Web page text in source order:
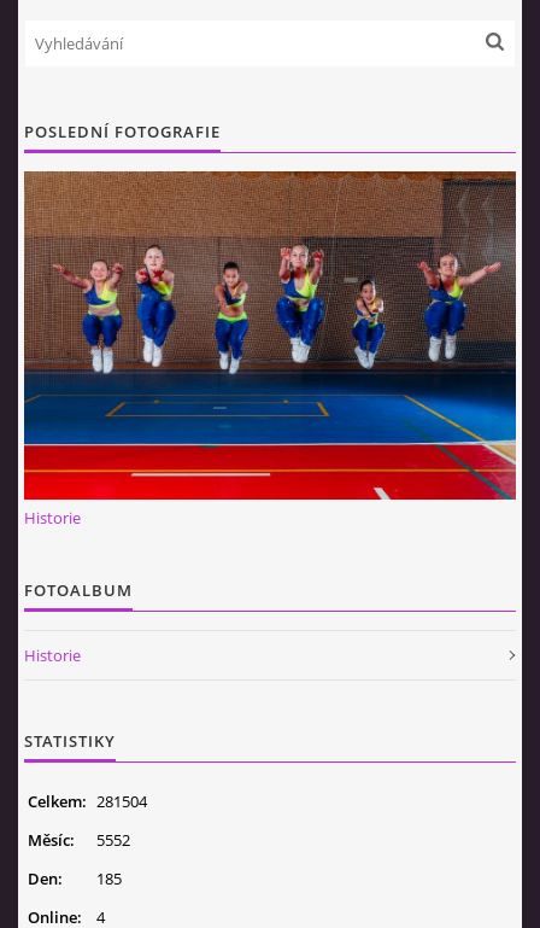
POSLEDNÍ FOTOGRAFIE
Historie
FOTOALBUM
Historie
STATISTIKY
Online: 4
Celkem: 281504
Měsíc:
5552
Den:
185